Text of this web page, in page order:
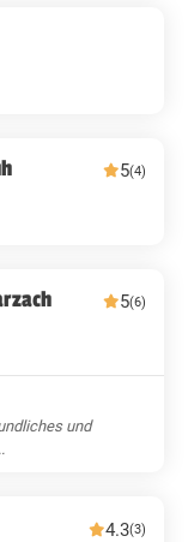
5(4)
5(6)
und
4.3(3)